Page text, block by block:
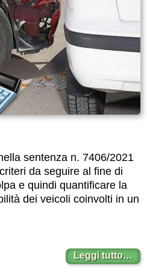
sentenza n. 7406/2021
da seguire al fine di
e quindi quantificare la
dei veicoli coinvolti in un
Leggi tutto…